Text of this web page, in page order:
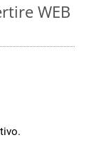
WEB